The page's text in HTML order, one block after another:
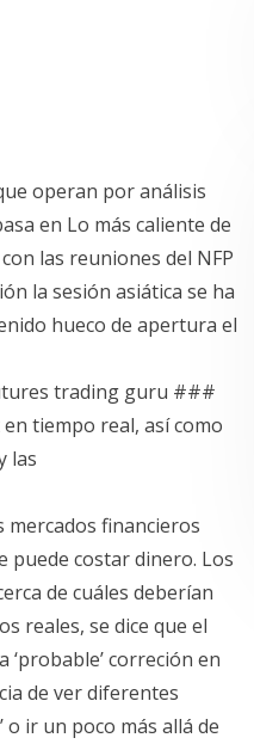
operan por análisis
en Lo más caliente de
las reuniones del NFP
la sesión asiática se ha
hueco de apertura el
trading guru ###
tiempo real, así como
las
financieros
costar dinero. Los
de cuáles deberían
reales, se dice que el
‘probable’ correción en
de ver diferentes
o ir un poco más allá de